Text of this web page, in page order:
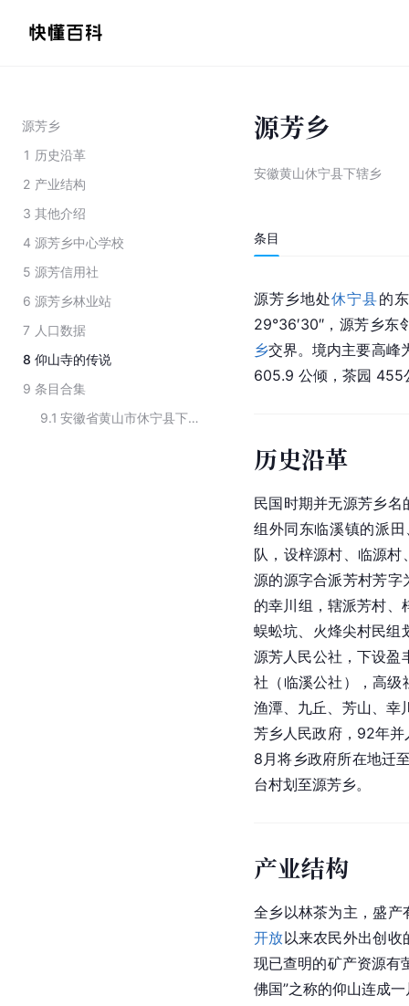
源芳乡
1 历史沿革
2 产业结构
3 其他介绍
4 源芳乡中心学校
5 源芳信用社
6 源芳乡林业站
7 人口数据
8 仰山寺的传说
9 条目合集
9.1
安徽省黄山市休宁县下辖乡镇
源芳乡
安徽黄山休宁县下辖乡
条目
源芳乡地处休宁县的
29°36′30″，源芳乡东
乡交界。境内主要高峰
605.9 公倾，茶园 455
历史沿革
民国时期并无源芳乡名
组外同东临溪镇的派
队，设梓源村、临源
源的源字合派芳村芳字
的幸川组，辖派芳村
蜈蚣坑、火烽尖村民组
源芳人民公社，下设盈
社（临溪公社），高级
渔潭、九丘、芳山、幸
芳乡人民政府，92年并
8月将乡政府所在地迁
台村划至源芳乡。
产业结构
全乡以林茶为主，盛产
开放以来农民外出创
现已查明的矿产资源有
佛国”之称的仰山连成